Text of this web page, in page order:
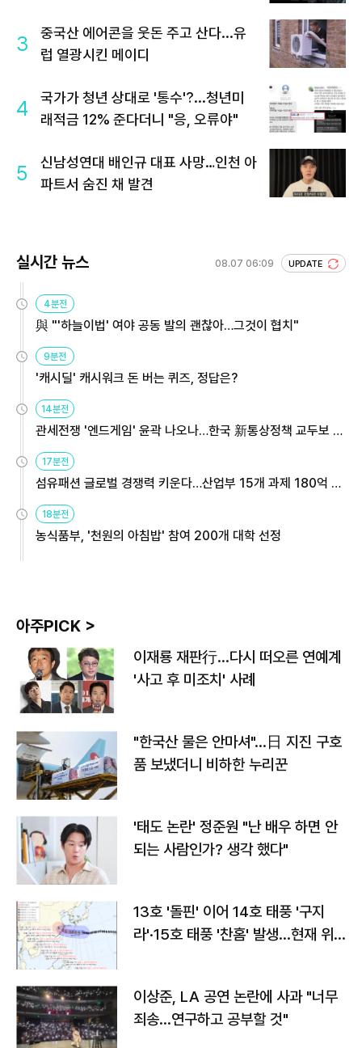
3
중국산 에어콘을 웃돈 주고 산다...유
럽 열광시킨 메이디
4
국가가 청년 상대로 '통수'?...청년미
래적금 12% 준다더니 "응, 오류야"
5
신남성연대 배인규 대표 사망…인천 아
파트서 숨진 채 발견
실시간 뉴스 08.07 06:09 UPDATE
4분전
與 "'하늘이법' 여야 공동 발의 괜찮아…그것이 협치"
9분전
'캐시딜' 캐시워크 돈 버는 퀴즈, 정답은?
14분전
관세전쟁 '엔드게임' 윤곽 나오나…한국 新통상정책 교두보 활
용해야
17분전
섬유패션 글로벌 경쟁력 키운다…산업부 15개 과제 180억 지
원
18분전
농식품부, '천원의 아침밥' 참여 200개 대학 선정
아주PICK >
이재룡 재판行…다시 떠오른 연예계
'사고 후 미조치' 사례
"한국산 물은 안마셔"…日 지진 구호
품 보냈더니 비하한 누리꾼
'태도 논란' 정준원 "난 배우 하면 안
되는 사람인가? 생각 했다"
13호 '돌핀' 이어 14호 태풍 '구지
라'·15호 태풍 '찬홈' 발생…현재 위
이상준, LA 공연 논란에 사과 "너무
죄송…연구하고 공부할 것"